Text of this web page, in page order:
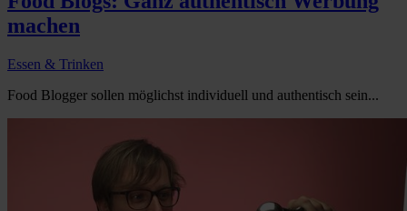
machen
Essen & Trinken
Food Blogger sollen möglichst individuell und authentisch sein...